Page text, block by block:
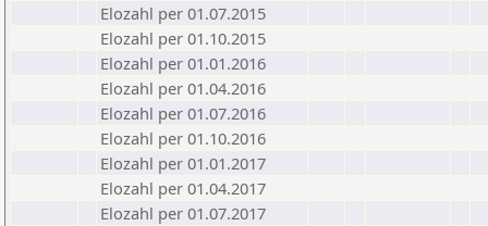
Elozahl per 01.07.2015
Elozahl per 01.10.2015
Elozahl per 01.01.2016
Elozahl per 01.04.2016
Elozahl per 01.07.2016
Elozahl per 01.10.2016
Elozahl per 01.01.2017
Elozahl per 01.04.2017
Elozahl per 01.07.2017